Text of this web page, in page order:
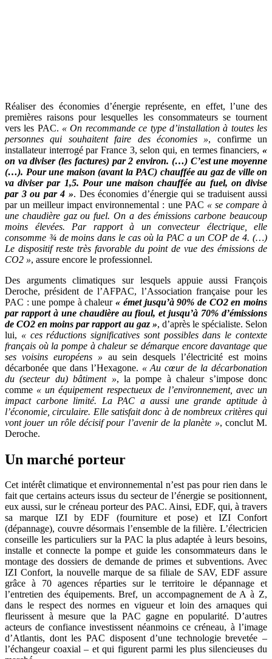
Réaliser des économies d’énergie représente, en effet, l’une des
premières raisons pour lesquelles les consommateurs se tournent
vers les PAC. « On recommande ce type d’installation à toutes les
personnes qui souhaitent faire des économies », confirme un
installateur interrogé par France 3, selon qui, en termes financiers, «
on va diviser (les factures) par 2 environ. (…) C’est une moyenne
(…). Pour une maison (avant la PAC) chauffée au gaz de ville on
va diviser par 1,5. Pour une maison chauffée au fuel, on divise
par 3 ou par 4 ». Des économies d’énergie qui se traduisent aussi
par un meilleur impact environnemental : une PAC « se compare à
une chaudière gaz ou fuel. On a des émissions carbone beaucoup
moins élevées. Par rapport à un convecteur électrique, elle
consomme ¾ de moins dans le cas où la PAC a un COP de 4. (…)
Le dispositif reste très favorable du point de vue des émissions de
CO2 », assure encore le professionnel.
Des arguments climatiques sur lesquels appuie aussi François
Deroche, président de l’AFPAC, l’Association française pour les
PAC : une pompe à chaleur« émet jusqu’à 90% de CO2 en moins
par rapport à une chaudière au fioul, et jusqu’à 70% d’émissions
de CO2 en moins par rapport au gaz », d’après le spécialiste. Selon
lui, « ces réductions significatives sont possibles dans le contexte
français où la pompe à chaleur se démarque encore davantage que
ses voisins européens » au sein desquels l’électricité est moins
décarbonée que dans l’Hexagone. « Au cœur de la décarbonation
du (secteur du) bâtiment », la pompe à chaleur s’impose donc
comme « un équipement respectueux de l’environnement, avec un
impact carbone limité. La PAC a aussi une grande aptitude à
l’économie, circulaire. Elle satisfait donc à de nombreux critères qui
vont jouer un rôle décisif pour l’avenir de la planète », conclut M.
Deroche.
Un marché porteur
Cet intérêt climatique et environnemental n’est pas pour rien dans le
fait que certains acteurs issus du secteur de l’énergie se positionnent,
eux aussi, sur le créneau porteur des PAC. Ainsi, EDF, qui, à travers
sa marque IZI by EDF (fourniture et pose) et IZI Confort
(dépannage), couvre désormais l’ensemble de la filière. L’électricien
conseille les particuliers sur la PAC la plus adaptée à leurs besoins,
installe et connecte la pompe et guide les consommateurs dans le
montage des dossiers de demande de primes et subventions. Avec
IZI Confort, la nouvelle marque de sa filiale de SAV, EDF assure
grâce à 70 agences réparties sur le territoire le dépannage et
l’entretien des équipements. Bref, un accompagnement de A à Z,
dans le respect des normes en vigueur et loin des arnaques qui
fleurissent à mesure que la PAC gagne en popularité. D’autres
acteurs de confiance investissent néanmoins ce créneau, à l’image
d’Atlantis, dont les PAC disposent d’une technologie brevetée –
l’échangeur coaxial – et qui figurent parmi les plus silencieuses du